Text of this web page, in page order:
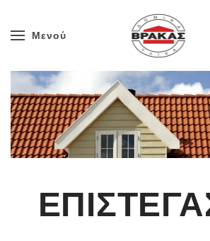
Skip to main content
Μενού